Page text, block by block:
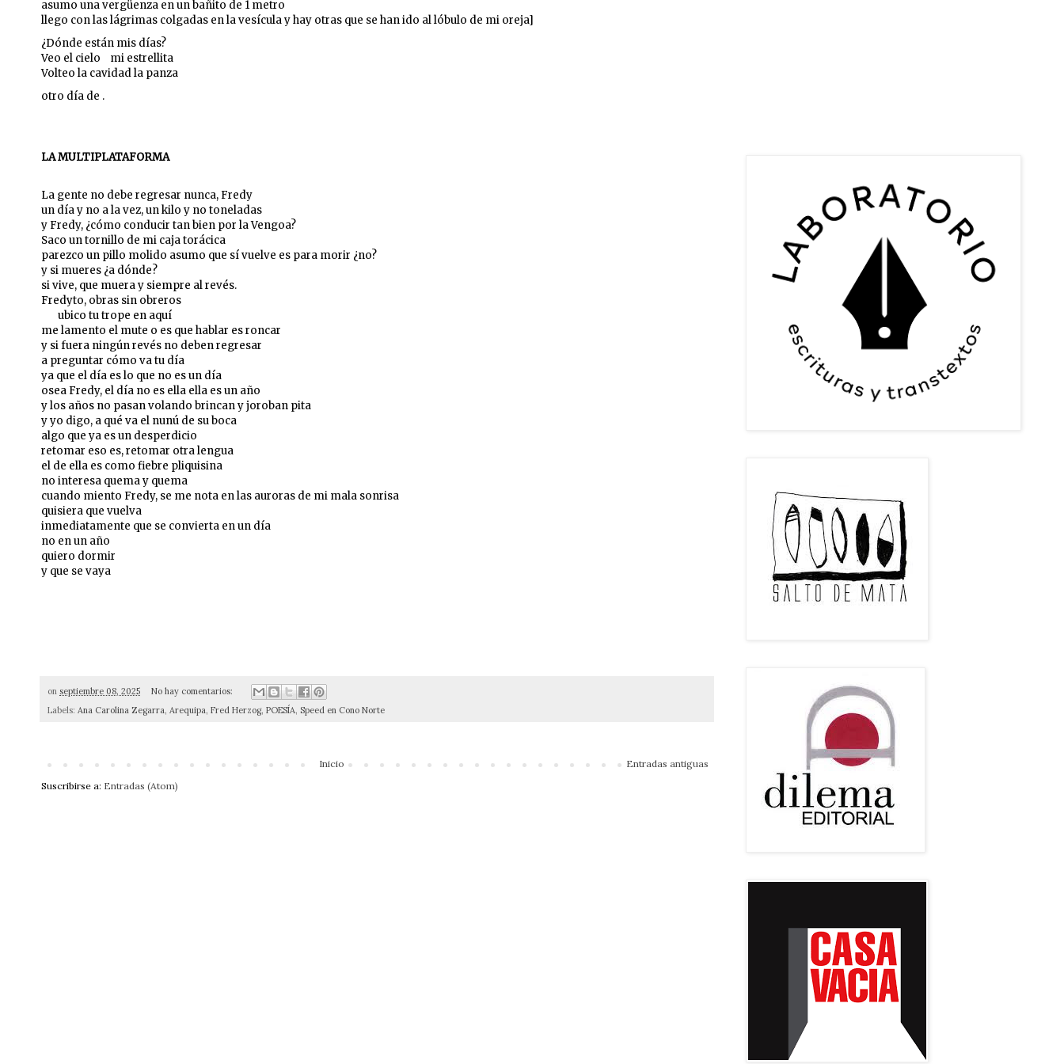
asumo una vergüenza en un bañito de 1 metro
llego con las lágrimas colgadas en la vesícula y hay otras que se han ido al lóbulo de mi oreja]
¿Dónde están mis días?
Veo el cielo mi estrellita
Volteo la cavidad la panza
otro día de .
LA MULTIPLATAFORMA
La gente no debe regresar nunca, Fredy
un día y no a la vez, un kilo y no toneladas
y Fredy, ¿cómo conducir tan bien por la Vengoa?
Saco un tornillo de mi caja torácica
parezco un pillo molido asumo que sí vuelve es para morir ¿no?
y si mueres ¿a dónde?
si vive, que muera y siempre al revés.
Fredyto, obras sin obreros
ubico tu trope en aquí
me lamento el mute o es que hablar es roncar
y si fuera ningún revés no deben regresar
a preguntar cómo va tu día
ya que el día es lo que no es un día
osea Fredy, el día no es ella ella es un año
y los años no pasan volando brincan y joroban pita
y yo digo, a qué va el nunú de su boca
algo que ya es un desperdicio
retomar eso es, retomar otra lengua
el de ella es como fiebre pliquisina
no interesa quema y quema
cuando miento Fredy, se me nota en las auroras de mi mala sonrisa
quisiera que vuelva
inmediatamente que se convierta en un día
no en un año
quiero dormir
y que se vaya
on septiembre 08, 2025
No hay comentarios:
Labels: Ana Carolina Zegarra, Arequipa, Fred Herzog, POESÍA, Speed en Cono Norte
Entradas antiguas
Inicio
Suscribirse a: Entradas (Atom)